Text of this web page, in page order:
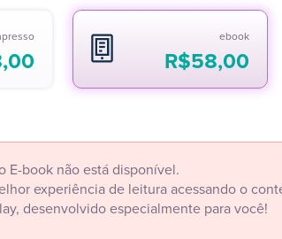
ebook
R$58,00
E-book não está disponível.
experiência de leitura acessando o
desenvolvido especialmente para você!